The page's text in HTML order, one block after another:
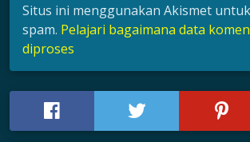
Situs ini menggunakan Akismet
spam. Pelajari bagaimana data
diproses